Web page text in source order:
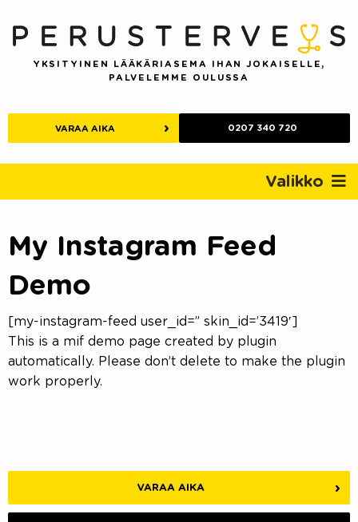
content
YKSITYINEN LÄÄKÄRIASEMA IHAN JOKAISELLE,
PALVELEMME OULUSSA
VARAA AIKA 0207 340 720
Valikko
My Instagram Feed
Demo
[my-instagram-feed user_id=” skin_id=’3419′]
This is a mif demo page created by plugin
automatically. Please don’t delete to make the plugin
work properly.
VARAA AIKA